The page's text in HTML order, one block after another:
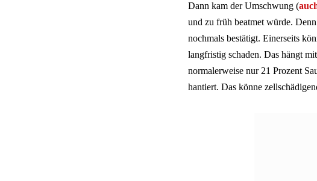
Dann kam der Umschwung (
und zu früh beatmet würde.
nochmals bestätigt. Einerseits
langfristig schaden. Das hängt
normalerweise nur 21 Prozent
hantiert. Das könne